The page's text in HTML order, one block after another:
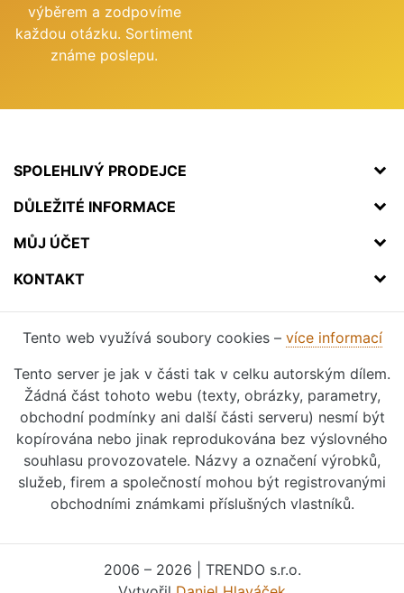
výběrem a zodpovíme
každou otázku. Sortiment
známe poslepu.
SPOLEHLIVÝ PRODEJCE
DŮLEŽITÉ INFORMACE
MŮJ ÚČET
KONTAKT
Tento web využívá soubory cookies – více informací
Tento server je jak v části tak v celku autorským dílem.
Žádná část tohoto webu (texty, obrázky, parametry,
obchodní podmínky ani další části serveru) nesmí být
kopírována nebo jinak reprodukována bez výslovného
souhlasu provozovatele. Názvy a označení výrobků,
služeb, firem a společností mohou být registrovanými
obchodními známkami příslušných vlastníků.
2006 – 2026 | TRENDO s.r.o.